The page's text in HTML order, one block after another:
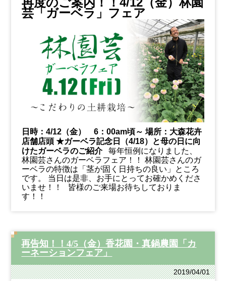
芸「ガーベラ」フェア
日時：4/12（金） 6：00am頃～ 場所：大森花卉
店舗店頭 ★ガーベラ記念日（4/18）と母の日に向
けたガーベラのご紹介
毎年恒例になりました、
林園芸さんのガーベラフェア！！
林園芸さんのガ
ーベラの特徴は「茎が固く日持ちの良い」ところ
です。
当日は是非、お手にとってお確かめくださ
いませ！！
皆様のご来場お待ちしておりま
す！！
再告知！！4/5（金）香花園・真鍋農園「カ
ーネーションフェア」
2019/04/01